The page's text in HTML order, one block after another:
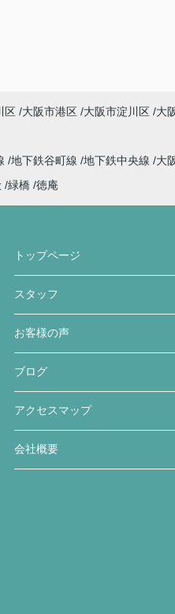
区 大阪市港区 大阪市淀川区 大
地下鉄谷町線 地下鉄中央線
大
緑橋 徳庵
トップページ
スタッフ
お客様の声
ブログ
アクセスマップ
会社概要